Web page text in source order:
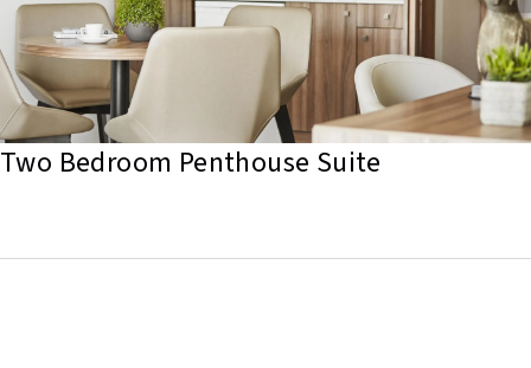
Two Bedroom Penthouse Suite